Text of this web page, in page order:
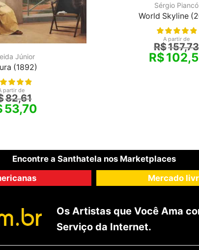
Júnior
(1892)
partir de
82,61
53,70
Sérgio Piancó
World Skyline
A partir de
R$157,73
R$
Encontre a Santhatela nos Marketplaces
Mercado
Os Artistas que Você Ama
Serviço da Internet.